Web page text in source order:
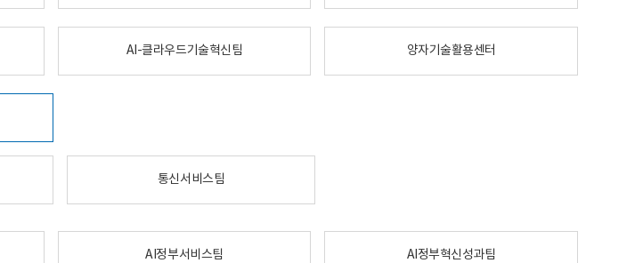
AI-클라우드기술혁신팀 양자기술활용센터
통신서비스팀
AI정부서비스팀 AI정부혁신성과팀